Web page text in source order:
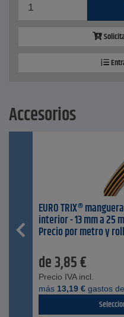
Accesorios
EURO TRIX®
interior - 13 mm a 25
Precio por metro y
de3,85€
Precio IVA incl.
más 13,19 € gastos